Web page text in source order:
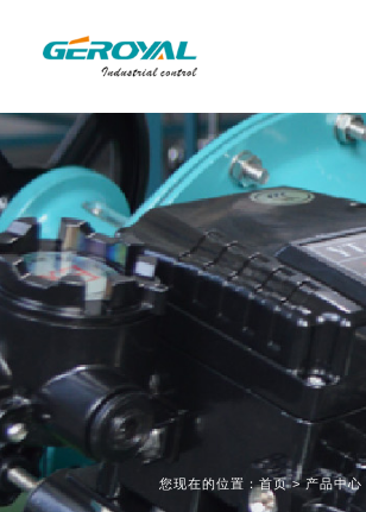
您现在的位置：首页> 产品中心